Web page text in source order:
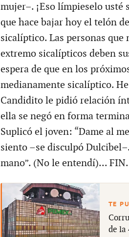
mujer–. ¡Eso límpieselo usté
que hace bajar hoy el telón
sicalíptico. Las personas que
extremo sicalípticos deben
espera de que en los
medianamente sicalíptico.
Candidito le pidió relación
ella se negó en forma
Suplicó el joven: “Dame al
siento –se disculpó
mano”. (No le entendí)... FIN.
de la